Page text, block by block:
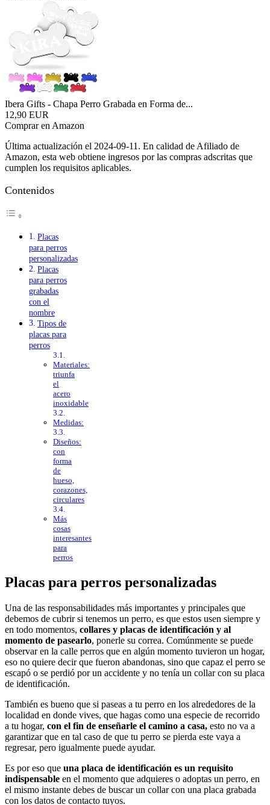
Ibera Gifts - Chapa Perro Grabada en Forma de...
12,90 EUR
Comprar en Amazon
Última actualización el 2024-09-11. En calidad de Afiliado de
Amazon, esta web obtiene ingresos por las compras adscritas que
cumplen los requisitos aplicables.
Contenidos
Placas
para perros
personalizadas
Placas
para perros
grabadas
con el
nombre
Tipos de
placas para
perros
Materiales:
triunfa
el
acero
inoxidable
Medidas:
Diseños:
con
forma
de
hueso,
corazones,
circulares
Más
cosas
interesantes
para
perros
Placas para perros personalizadas
Una de las responsabilidades más importantes y principales que
debemos de cubrir si tenemos un perro, es que estos usen siempre y
en todo momentos, collares y placas de identificación y al
momento de pasearlo, ponerle su correa. Comúnmente se puede
observar en la calle perros que en algún momento tuvieron un hogar,
eso no quiere decir que fueron abandonas, sino que capaz el perro se
escapó o se perdió por un accidente y no tenía un collar con su placa
de identificación.
También es bueno que si paseas a tu perro en los alrededores de la
localidad en donde vives, que hagas como una especie de recorrido
a tu hogar, con el fin de enseñarle el camino a casa, esto no va a
garantizar que en tal caso de que tu perro se pierda este vaya a
regresar, pero igualmente puede ayudar.
Es por eso que una placa de identificación es un requisito
indispensable en el momento que adquieres o adoptas un perro, en
el mismo instante debes de buscar un collar con una placa grabada
con los datos de contacto tuyos.